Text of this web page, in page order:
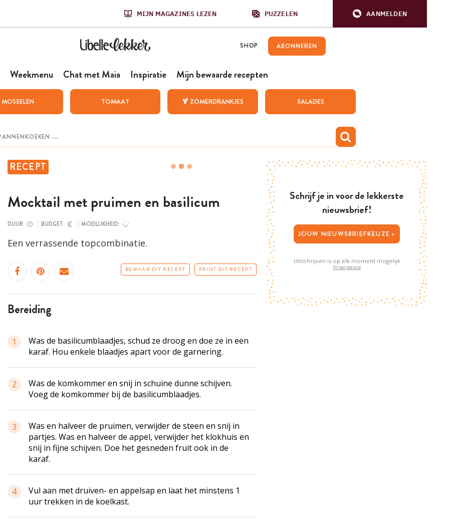
MIJN MAGAZINES LEZEN PUZZELEN AANMELDEN
SHOP ABONNEREN
Weekmenu Chat met Maia Inspiratie Mijn bewaarde recepten
MOSSELEN TOMAAT 🍹 ZOMERDRANKJES SALADES
RECEPT
Mocktail met pruimen en basilicum
DUUR: BUDGET: MOEILIJKHEID:
Een verrassende topcombinatie.
BEWAAR DIT RECEPT PRINT DIT RECEPT
bereiding
1
Was de basilicumblaadjes, schud ze droog en doe ze in een
karaf. Hou enkele blaadjes apart voor de garnering.
2
Was de komkommer en snij in schuine dunne schijven.
Voeg de komkommer bij de basilicumblaadjes.
3
Was en halveer de pruimen, verwijder de steen en snij in
partjes. Was en halveer de appel, verwijder het klokhuis en
snij in fijne schijven. Doe het gesneden fruit ook in de
karaf.
4
Vul aan met druiven- en appelsap en laat het minstens 1
uur trekken in de koelkast.
Schrijf je in voor de lekkerste
nieuwsbrief!
JOUW NIEUWSBRIEFKEUZE >
Uitschrijven is op elk moment mogelijk
Privacybeleid